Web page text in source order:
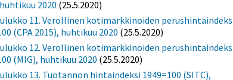
2020 (25.5.2020)
11. Verollinen kotimarkkinoiden
(CPA 2015), huhtikuu 2020 (25.5.2020)
12. Verollinen kotimarkkinoiden
(MIG), huhtikuu 2020 (25.5.2020)
13. Tuotannon hintaindeksi 1949=100 (SITC),